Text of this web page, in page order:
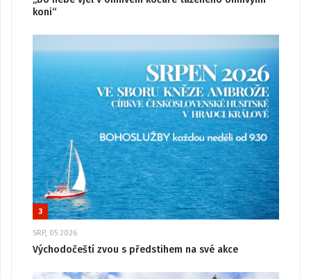
koni“
3
SRP, 05 2026
Východočeští zvou s předstihem na své akce